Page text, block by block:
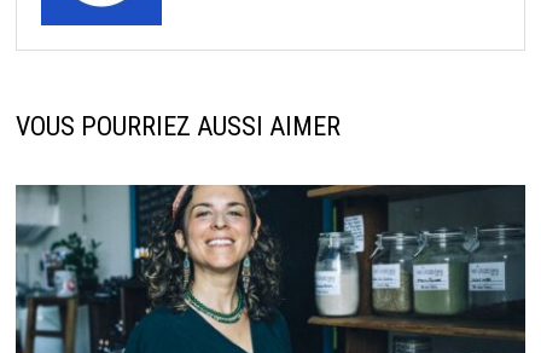
VOUS POURRIEZ AUSSI AIMER